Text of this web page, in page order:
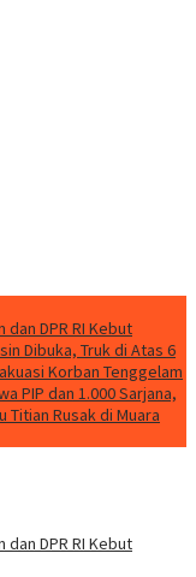
DPR RI Kebut
Dibuka, Truk di Atas 6
Korban Tenggelam
PIP dan 1.000 Sarjana,
Titian Rusak di Muara
DPR RI Kebut